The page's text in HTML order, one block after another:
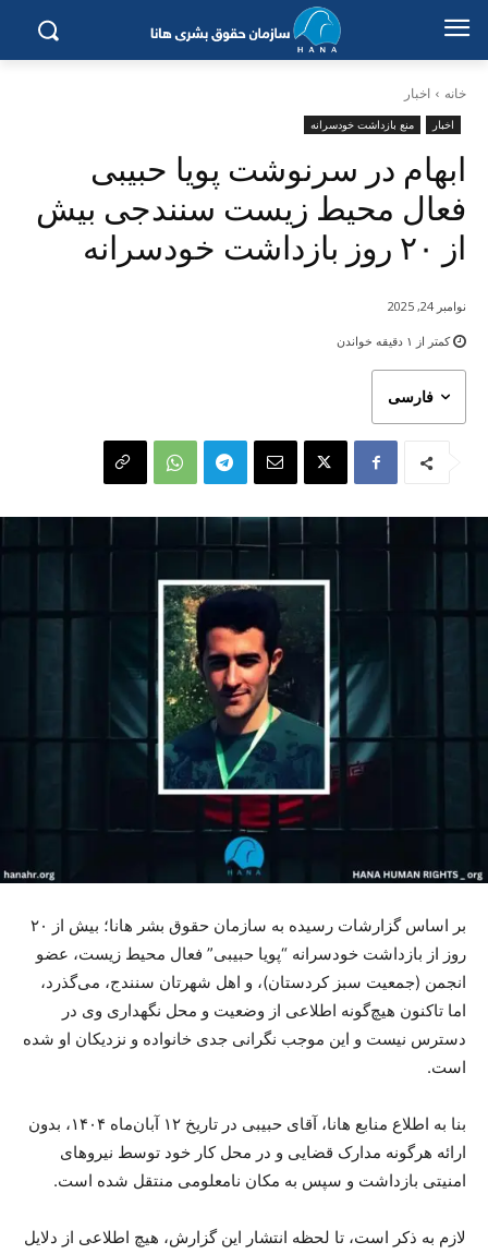
خانه اخبار
اخبار منع بازداشت خودسرانه
ابهام در سرنوشت پویا حبیبی
فعال محیط زیست سنندجی بیش
از ٢٠ روز بازداشت خودسرانە
فارسی
کمتر از ۱ دقیقه خواندن
نوامبر 24, 2025
بر اساس گزارشات رسیدە بە سازمان حقوق بشر هانا؛ بیش از ۲۰
روز از بازداشت خودسرانە “پویا حبیبی” فعال محیط زیست، عضو
انجمن (جمعیت سبز کردستان)، و اهل شهرتان سنندج، می‌گذرد،
اما تاکنون هیچ‌گونە اطلاعی از وضعیت و محل نگهداری وی در
دسترس نیست و این موجب نگرانی جدی خانواده و نزدیکان او شدە
است.
بنا بە اطلاع منابع هانا، آقای حبیبی در تاریخ ۱۲ آبان‌ماه ۱۴۰۴، بدون
ارائە هرگونە مدارک قضایی و در محل کار خود توسط نیروهای
امنیتی بازداشت و سپس بە مکان نامعلومی منتقل شدە است.
لازم بە ذکر است، تا لحظە انتشار این گزارش، هیچ اطلاعی از دلایل